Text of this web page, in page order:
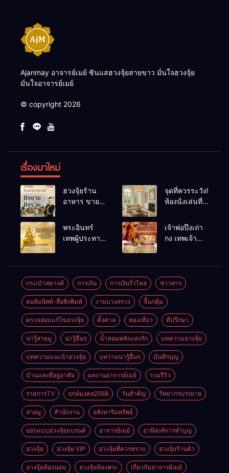
Ajanmay อาจารย์เมย์ ซินแสฮวงจุ้ยสายขาว มั่นใจฮวงจุ้ย
มั่นใจอาจารย์เมย์
© copyright 2026
เรื่องมาใหม่
ฮวงจุ้ยร้าน
อาหาร ขายดี
เคล็ดลับปรับ
ดวง ปรับร้าน
ให้ลูกค้าแน่น
จุดที่ควรระวัง!
ห้องนั่งเล่นที่
พลังชีวิต
พระอินทร์
เทพผู้ประทาน
เจ้าพ่อปึงเถ่า
กง เทพเจ้า
กระเป๋าสตางค์ การเงิน การเงินรั่วไหล ข่าวสาร
คอลัมนิสต์-สื่อสิ่งพิมพ์ งานบวงสรวง จี้นกคุ้ม
ตรวจสอบแก้ไขฮวงจุ้ย ตั้งศาล ท่องเที่ยว ที่ปรึกษา
น่ารู้สายมู น่ารู้อื่นๆ น้ำหอมพลังแห่งรัก บทความฮวงจุ้ย
บทความแนะนำฮวงจุ้ย บทวามน่ารู้อื่นๆ บันทึกบุญ
บ้านและที่อยู่อาศัย ผลงานอาจารย์เมย์ รวมรีวิว
รายการTV ฤกษ์มงคล2568 วันสำคัญ วิทยากรบรรยาย
สายมู สำนักงาน อสังหาริมทรัพย์
ออกแบบฮวงจุ้ยแบรนด์ อาจารย์เมย์ อานิสงส์การทำบุญ
ฮวงจุ้ย ฮวงจุ้ย VIP ฮวงจุ้ยที่ควรทราบ ฮวงจุ้ยร้านค้า
ฮวงจุ้ยห้องนอน ฮวงจุ้ยห้องพระ เกี่ยวกับอาจารย์เมย์